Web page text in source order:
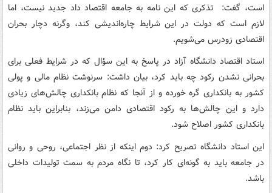
است، گفت: تذکری که این نامه به جامعه اقتصاد داد جدید نیست، اما
لازم است که دولت در این شرایط چاره‌اندیشی کند، وگرنه دچار بحران
اقتصادی زودرس می‌شویم.
استاد اقتصاد دانشگاه آزاد در پاسخ به این سؤال که در شرایط فعلی برای
بحرانی نشدن رکود چه باید کرد، بیان داشت: سرنوشت نظام مالی و پولی
کشور به بانکداری گره خورده و از آنجا که نظام بانکداری چالش‌های زیادی
دارد و این چالش‌ها به رکود اقتصادی دامن می‌زند، بنابراین باید نظام
بانکداری کشور اصلاح شود.
این استاد دانشگاه تصریح کرد: دوم اینکه از نظر اجتماعی، روحی و روانی
در جامعه باید به گونه‌ای کار کرد، تا نگاه مردم به سمت تولیدات داخلی
باشد.